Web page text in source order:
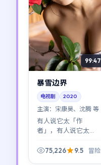
99:47
暴雪边界
电视剧 2020
主演： 宋康昊、沈腾 等
有人说它太「作
者」，有人说它太
盾。《暴雪边界》在
75,226 9.5 冒险